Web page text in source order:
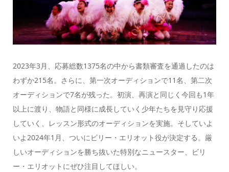
2023年3月、応募総数1375名の中から書類審査を通過したのは
わずか215名。さらに、第一次オーディションで11名、第二次
オーディションで7名が残った。初演、再演と同じく今回も1年
以上に渡り、物語と同様に成長していく少年たちを見守り応援
していく、レッスン形式のオーディションを実施。そしていよ
いよ2024年1月、ついにビリー・エリオット役が決定する。厳
しいオーディションを勝ち抜いた特別なニュースター、ビリ
ー・エリオットにぜひ注目してほしい。